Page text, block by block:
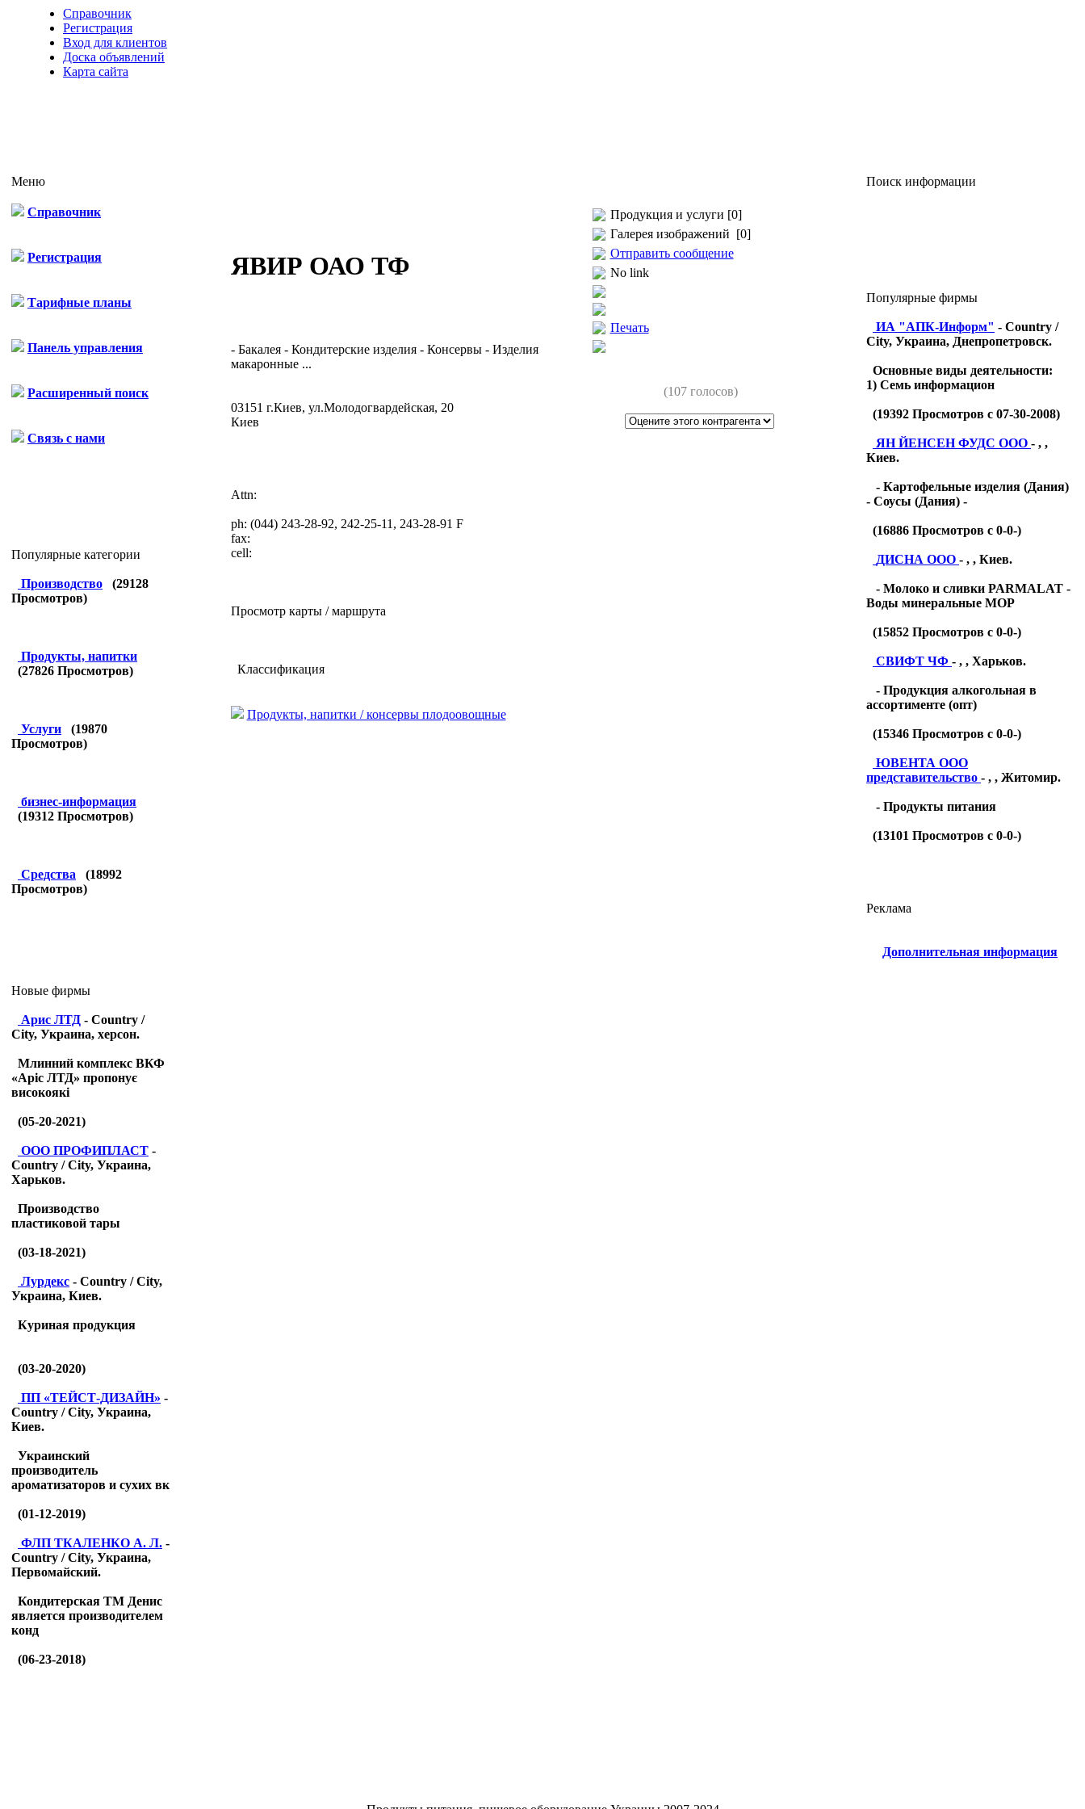
Справочник
Регистрация
Вход для клиентов
Доска объявлений
Карта сайта
Меню
Справочник
Регистрация
Тарифные планы
Панель управления
Расширенный поиск
Связь с нами
Популярные категории
Производство (29128
Просмотров)
Продукты, напитки
(27826 Просмотров)
Услуги (19870
Просмотров)
бизнес-информация
(19312 Просмотров)
Средства (18992
Просмотров)
Новые фирмы
Арис ЛТД - Country /
City, Украина, херсон.
Млинний комплекс ВКФ
«Аріс ЛТД» пропонує
високоякі
(05-20-2021)
ООО ПРОФИПЛАСТ -
Country / City, Украина,
Харьков.
Производство
пластиковой тары
(03-18-2021)
Лурдекс - Country / City,
Украина, Киев.
Куриная продукция
(03-20-2020)
ПП «ТЕЙСТ-ДИЗАЙН» -
Country / City, Украина,
Киев.
Украинский
производитель
ароматизаторов и сухих вк
(01-12-2019)
ФЛП ТКАЛЕНКО А. Л. -
Country / City, Украина,
Первомайский.
Кондитерская ТМ Денис
является производителем
конд
(06-23-2018)
ЯВИР ОАО ТФ
- Бакалея - Кондитерские изделия - Консервы - Изделия
макаронные ...
03151 г.Киев, ул.Молодогвардейская, 20
Киев
Attn:
ph: (044) 243-28-92, 242-25-11, 243-28-91 F
fax:
cell:
Просмотр карты / маршрута
Классификация
Продукты, напитки / консервы плодоовощные
Продукция и услуги [0]
Галерея изображений [0]
Отправить сообщение
No link
Печать
(107 голосов)
Поиск информации
Популярные фирмы
ИА "АПК-Информ" - Country /
City, Украина, Днепропетровск.
Основные виды деятельности:
1) Семь информацион
(19392 Просмотров с 07-30-2008)
ЯН ЙЕНСЕН ФУДС ООО - , ,
Киев.
- Картофельные изделия (Дания)
- Соусы (Дания) -
(16886 Просмотров с 0-0-)
ДИСНА ООО - , , Киев.
- Молоко и сливки PARMALAT -
Воды минеральные МОР
(15852 Просмотров с 0-0-)
СВИФТ ЧФ - , , Харьков.
- Продукция алкогольная в
ассортименте (опт)
(15346 Просмотров с 0-0-)
ЮВЕНТА ООО
представительство - , , Житомир.
- Продукты питания
(13101 Просмотров с 0-0-)
Реклама
Дополнительная информация